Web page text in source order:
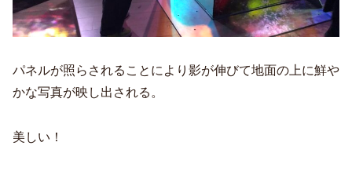
パネルが照らされることにより影が伸びて地面の上に鮮や
かな写真が映し出される。
美しい！